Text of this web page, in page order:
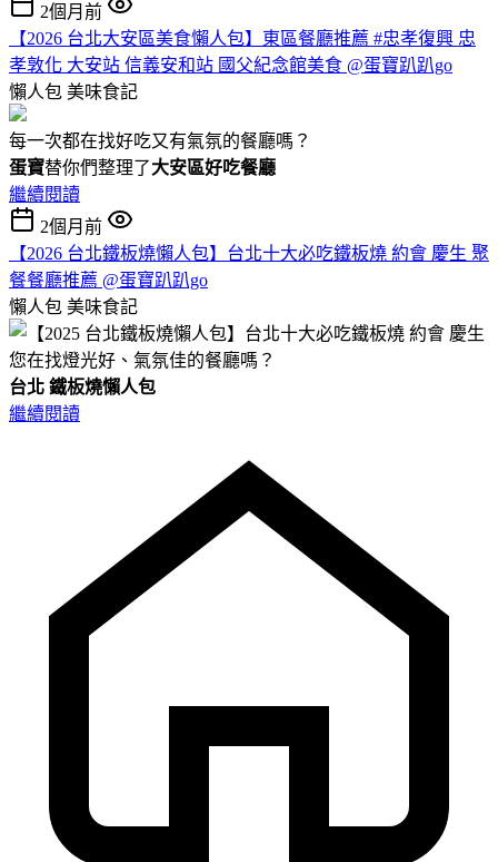
2個月前
【2026 台北大安區美食懶人包】東區餐廳推薦 #忠孝復興 忠
孝敦化 大安站 信義安和站 國父紀念館美食 @蛋寶趴趴go
懶人包 美味食記
每一次都在找好吃又有氣氛的餐廳嗎？
蛋寶替你們整理了大安區好吃餐廳
繼續閱讀
2個月前
【2026 台北鐵板燒懶人包】台北十大必吃鐵板燒 約會 慶生 聚
餐餐廳推薦 @蛋寶趴趴go
懶人包 美味食記
您在找燈光好、氣氛佳的餐廳嗎？
台北 鐵板燒懶人包
繼續閱讀